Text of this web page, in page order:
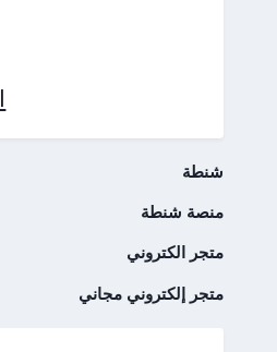
شنطة
منصة شنطة
متجر الكتروني
متجر إلكتروني مجاني